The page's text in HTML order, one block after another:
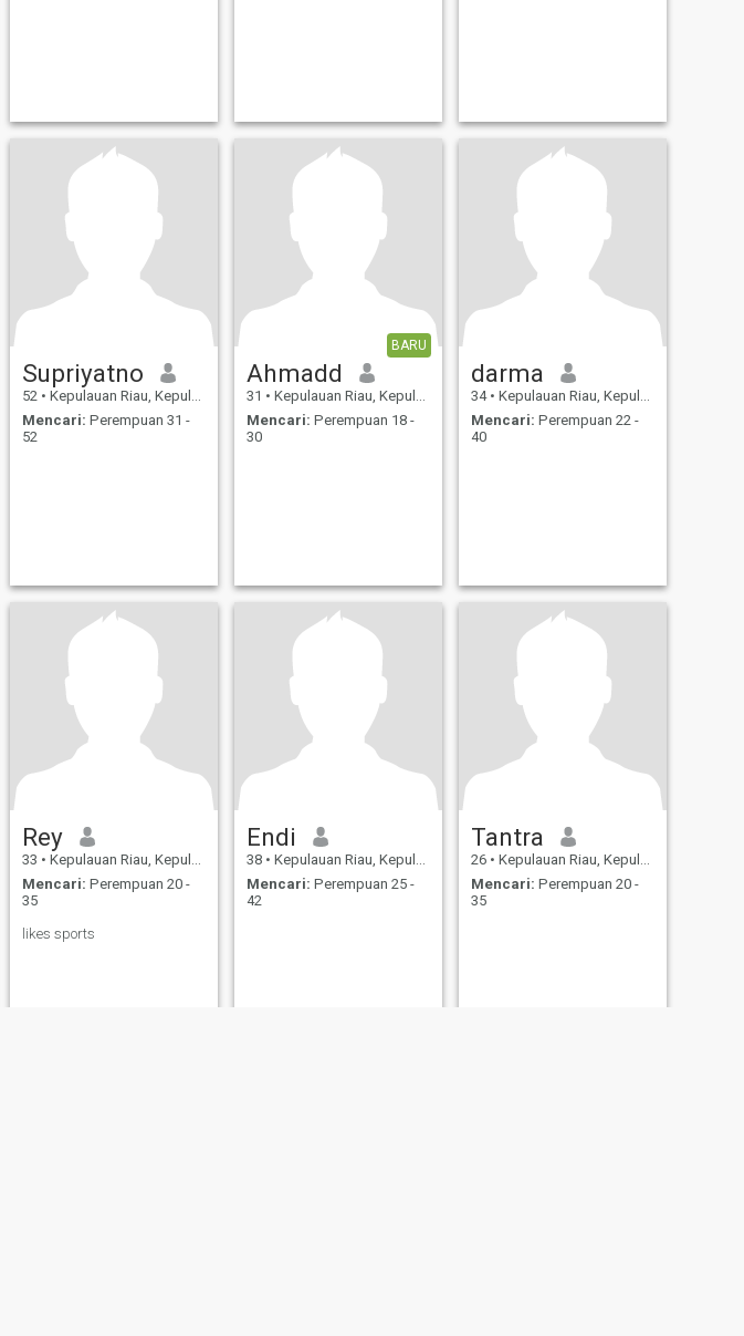
Supriyatno
52 • Kepulauan Riau, Kepulauan Riau, Indonesia
Mencari: Perempuan 31 -
52
BARU
Ahmadd
31 • Kepulauan Riau, Kepulauan Riau, Indonesia
Mencari: Perempuan 18 -
30
darma
34 • Kepulauan Riau, Kepulauan Riau, Indonesia
Mencari: Perempuan 22 -
40
Rey
33 • Kepulauan Riau, Kepulauan Riau, Indonesia
Mencari: Perempuan 20 -
35
likes sports
Endi
38 • Kepulauan Riau, Kepulauan Riau, Indonesia
Mencari: Perempuan 25 -
42
Tantra
26 • Kepulauan Riau, Kepulauan Riau, Indonesia
Mencari: Perempuan 20 -
35